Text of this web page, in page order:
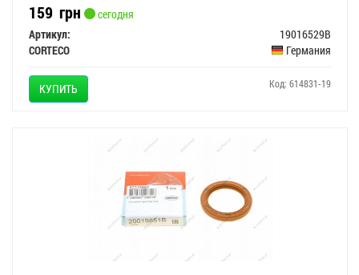
159 грн
сегодня
Артикул:
19016529B
CORTECO
Германия
КУПИТЬ Код: 614831-19